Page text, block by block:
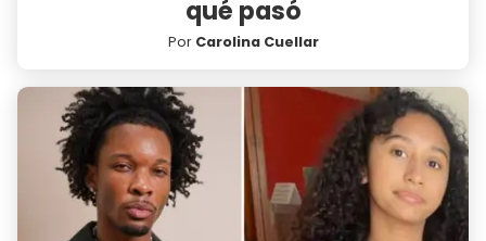
qué pasó
Por Carolina Cuellar